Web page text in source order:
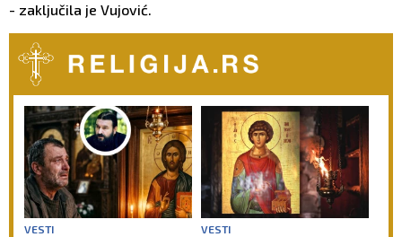
- zaključila je Vujović.
VESTI VESTI